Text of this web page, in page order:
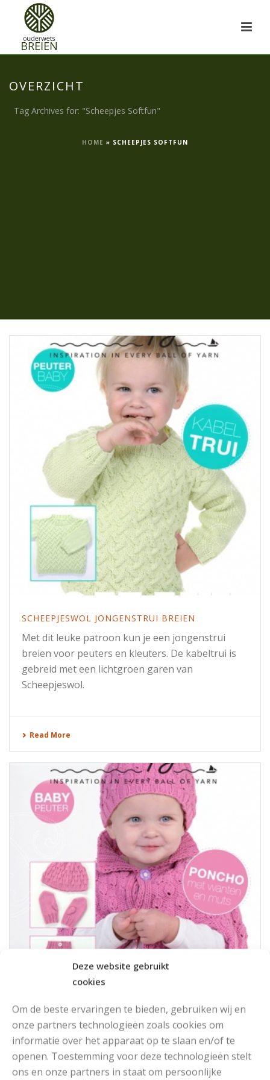
Deze website gebruikt
cookies
Om de beste ervaringen te bieden, gebruiken wij en
onze partners technologieën zoals cookies om
informatie over het apparaat op te slaan en/of te
openen. Toestemming voor deze technologieën stelt
ons en onze partners in staat om persoonlijke
OVERZICHT
Tag Archives for: "Scheepjes Softfun"
HOME » SCHEEPJES SOFTFUN
SCHEEPJESWOL JONGENSTRUI BREIEN
Met dit leuke patroon kun je een jongenstrui
breien voor peuters en kleuters. De kabeltrui is
gebreid met een lichtgroen garen van
Scheepjeswol.
Read More
SCHEEPJESWOL PONCHO, MUTS EN WANTJES
BREIEN